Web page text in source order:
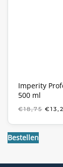
Imperity
500 ml
€18,75
WAS:
€
Bestellen